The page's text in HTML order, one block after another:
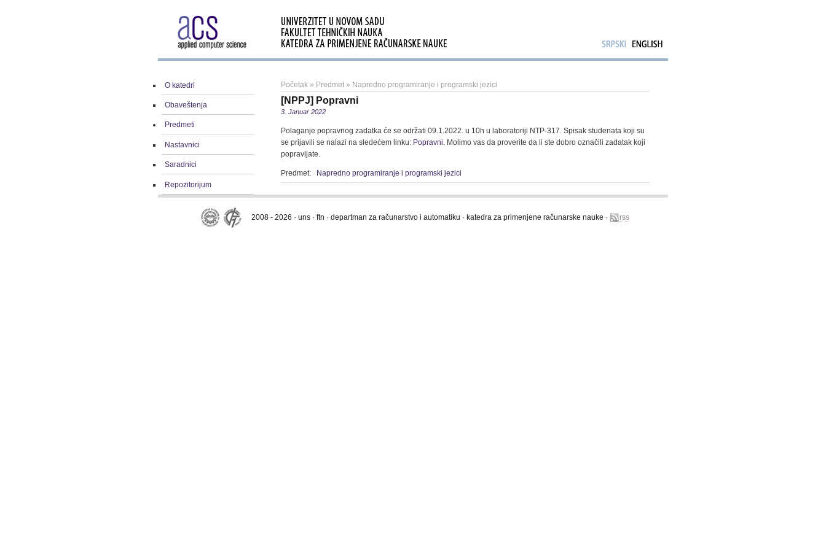
O katedri
Obaveštenja
Predmeti
Nastavnici
Saradnici
Repozitorijum
Početak » Predmet » Napredno programiranje i programski jezici
[NPPJ] Popravni
3. Januar 2022
Polaganje popravnog zadatka će se održati 09.1.2022. u 10h u laboratoriji NTP-317. Spisak studenata koji su
se prijavili se nalazi na sledećem linku: Popravni. Molimo vas da proverite da li ste dobro označili zadatak koji
popravljate.
Predmet: Napredno programiranje i programski jezici
2008 - 2026 · uns · ftn · departman za računarstvo i automatiku · katedra za primenjene računarske nauke · rss